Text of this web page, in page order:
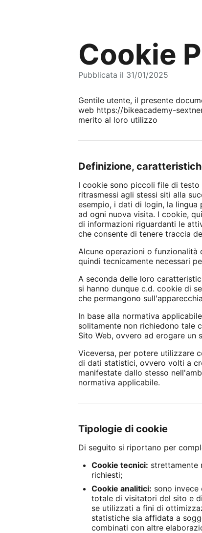
Cookie
Pubblicata il 31/01/2025
Gentile utente, il presente
web https://bikeacademy-
merito al loro utilizzo
Definizione,
I cookie sono piccoli file di
ritrasmessi agli stessi siti alla
esempio, i dati di login, la
ad ogni nuova visita. I cookie,
di informazioni riguardanti le
che consente di tenere traccia
Alcune operazioni o
quindi tecnicamente necessari
A seconda delle loro
si hanno dunque c.d. cookie di
che permangono
In base alla normativa
solitamente non richiedono tale
Sito Web, ovvero ad erogare un
Viceversa, per potere utilizzare
di dati statistici, ovvero volti a
manifestate dallo stesso
normativa applicabile.
Tipologie di cookie
Di seguito si riportano per
Cookie tecnici: strettamente
richiesti;
Cookie analitici: sono
totale di visitatori del sito e
se utilizzati a fini di
statistiche sia affidata a
combinati con altre